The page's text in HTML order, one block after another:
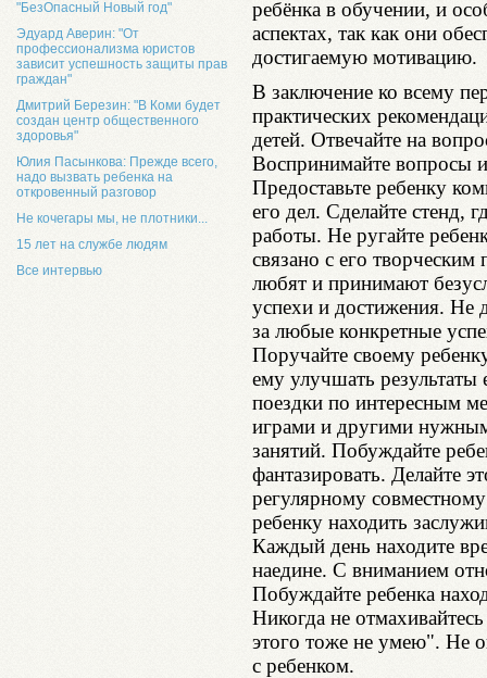
"БезОпасный Новый год"
Эдуард Аверин: "От
профессионализма юристов
зависит успешность защиты прав
граждан"
Дмитрий Березин: "В Коми будет
создан центр общественного
здоровья"
Юлия Пасынкова: Прежде всего,
надо вызвать ребенка на
откровенный разговор
Не кочегары мы, не плотники...
15 лет на службе людям
Все интервью
ребёнка в обучении, и
аспектах, так как они
достигаемую мотивацию.
В заключение ко всему
практических
детей. Отвечайте на
Воспринимайте вопросы
Предоставьте ребенку
его дел. Сделайте стенд,
работы. Не ругайте
связано с его
любят и принимают
успехи и достижения. Не
за любые конкретные
Поручайте своему
ему улучшать результаты
поездки по интересным
играми и другими
занятий. Побуждайте
фантазировать. Делайте
регулярному
ребенку находить
Каждый день находите
наедине. С вниманием
Побуждайте ребенка
Никогда не
этого тоже не умею". Не
с ребенком.